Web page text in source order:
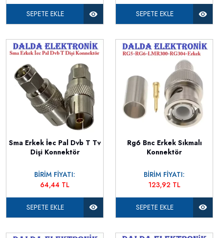
SEPETE EKLE SEPETE EKLE
Sma Erkek İec Pal Dvb T Tv
Dişi Konnektör
BİRİM FİYATI:
64,44 TL
SEPETE EKLE
Rg6 Bnc Erkek Sıkmalı
Konnektör
BİRİM FİYATI:
123,92 TL
SEPETE EKLE